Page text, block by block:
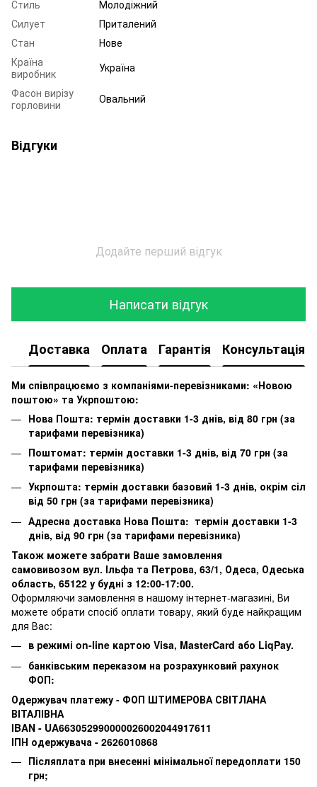
Стиль
Молодіжний
Силует
Приталений
Стан
Нове
Країна
виробник
Україна
Фасон вирізу
горловини
Овальний
Відгуки
Додайте перший відгук
Написати відгук
Доставка Оплата Гарантія Консультація
Ми співпрацюємо з компаніями-перевізниками: «Новою
поштою» та Укрпоштою:
Нова Пошта: термін доставки 1-3 днів, від 80 грн (за
тарифами перевізника)
Поштомат: термін доставки 1-3 днів, від 70 грн (за
тарифами перевізника)
Укрпошта: термін доставки базовий 1-3 днів, окрім сіл
від 50 грн (за тарифами перевізника)
Адресна доставка Нова Пошта: термін доставки 1-3
днів, від 90 грн (за тарифами перевізника)
Також можете забрати Ваше замовлення
самовивозом вул. Ільфа та Петрова, 63/1, Одеса, Одеська
область, 65122 у будні з 12:00-17:00.
Оформляючи замовлення в нашому інтернет-магазині, Ви
можете обрати спосіб оплати товару, який буде найкращим
для Вас:
в режимі on-line картою Visa, MasterCard або LiqPay.
банківським переказом на розрахунковий рахунок
ФОП:
Одержувач платежу - ФОП ШТИМЕРОВА СВІТЛАНА
ВІТАЛІВНА
IBAN - UA663052990000026002044917611
ІПН одержувача - 2626010868
Післяплата при внесенні мінімальної передоплати 150
грн;